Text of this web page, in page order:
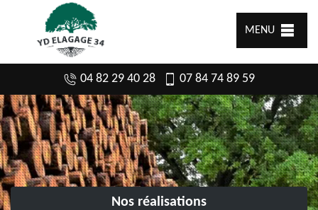
MENU
04 82 29 40 28 07 84 74 89 59
Nos réalisations